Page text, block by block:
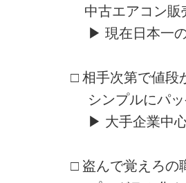
中古エアコン販
▶ 現在日本一
□ 相手次第で値段
シンプルにパッ
▶ 大手企業中心
□ 盗んで覚えろの